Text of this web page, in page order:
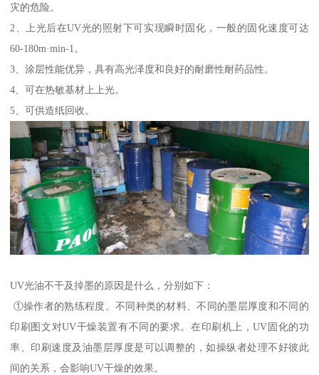
灾的危险。
2、上光后在UV光的照射下可实现瞬时固化，一般的固化速度可达
60-180m·min-1。
3、涂层性能优异，具有高光泽度和良好的耐磨性耐药品性。
4、可在热敏基材上上光。
5、可供造纸回收。
UV光油不干及掉墨的原因是什么，分别如下：
①操作者的熟练程度。不同种类的材料、不同的墨层厚度和不同的
印刷图文对UV干燥装置有不同的要求。在印刷机上，UV固化的功
率、印刷速度及油墨层厚度是可以调整的，如操纵者处理不好彼此
间的关系，会影响UV干燥的效果。